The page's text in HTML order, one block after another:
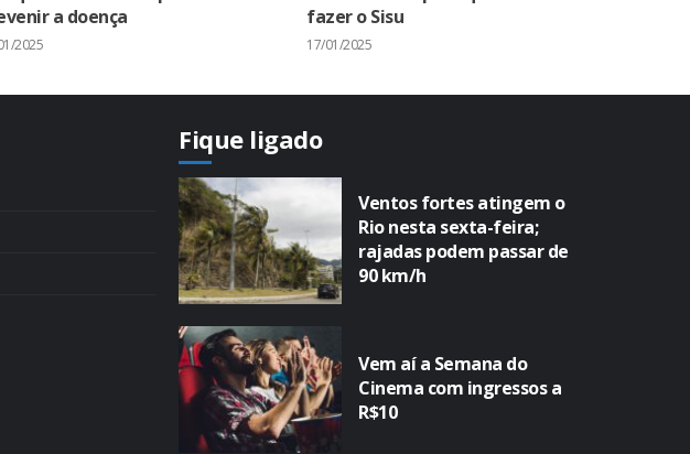
a doença
2025
fazer o Sisu
17/01/2025
Fique ligado
Ventos fortes atingem o
Rio nesta sexta-feira;
rajadas podem passar de
90 km/h
Vem aí a Semana do
Cinema com ingressos a
R$10